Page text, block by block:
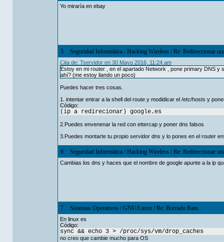
Yo miraría en ebay
5 Seguridad Informática/Hacking Wireless/Re: Redireccionar
Cita de: Tservidor en 30 Mayo 2016, 11:24 am
Estoy en mi router , en el apartado Network , pone primary DNS
ahí? (me estoy liando un poco)
Puedes hacer tres cosas.
1. intentar entrar a la shell del route y modidicar el /etc/hosts y
Código:
(ip a redirecionar) google.es
2.Puedes envenenar la red con ettercap y poner dns falsos
3.Puedes montarte tu propio servidor dns y lo pones en el router
6 Seguridad Informática/Hacking Wireless/Re: Redireccionar
Cambias los dns y haces que el nombre de google apunte a la ip
7 Sistemas Operativos/GNU/Linux/Re: Borrado Ram
En linux es
Código:
sync && echo 3 > /proc/sys/vm/drop_caches
no creo que cambie mucho para OS